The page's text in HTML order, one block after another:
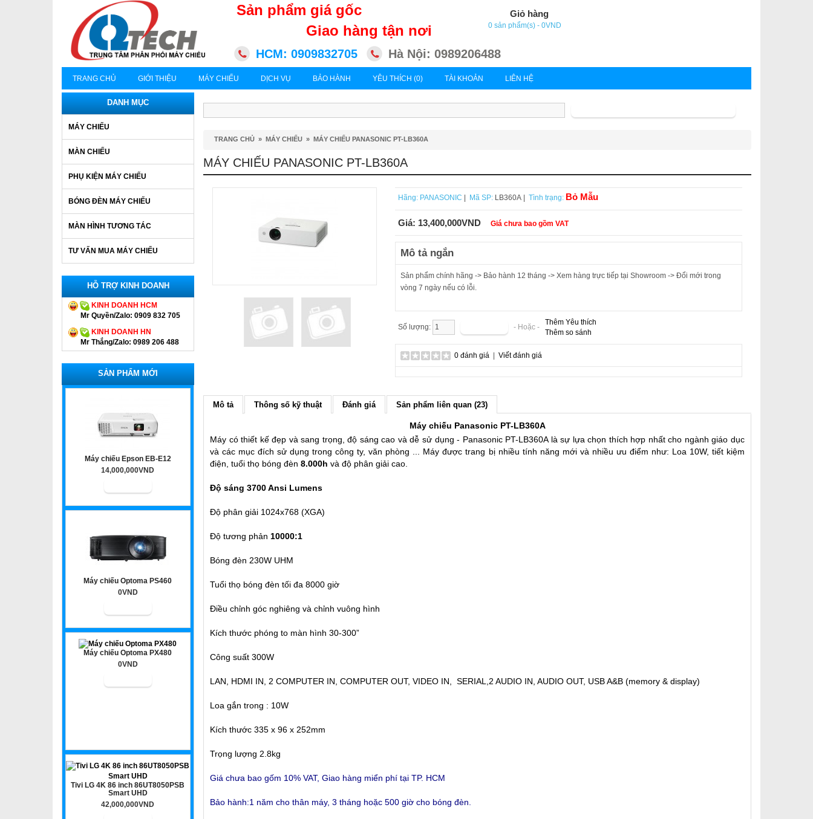
Sản phẩm giá gốc
Giao hàng tận nơi
Giỏ hàng
0 sản phẩm(s) - 0VND
HCM: 0909832705 Hà Nội: 0989206488
TRANG CHỦ GIỚI THIỆU MÁY CHIẾU DỊCH VỤ BẢO HÀNH YÊU THÍCH (0) TÀI KHOẢN LIÊN HỆ
DANH MỤC
MÁY CHIẾU
MÀN CHIẾU
PHỤ KIỆN MÁY CHIẾU
BÓNG ĐÈN MÁY CHIẾU
MÀN HÌNH TƯƠNG TÁC
TƯ VẤN MUA MÁY CHIẾU
HỖ TRỢ KINH DOANH
KINH DOANH HCM
Mr Quyền/Zalo: 0909 832 705
KINH DOANH HN
Mr Thắng/Zalo: 0989 206 488
SẢN PHẨM MỚI
Máy chiếu Epson EB-E12
14,000,000VND
Máy chiếu Optoma PS460
0VND
Máy chiếu Optoma PX480
0VND
Tivi LG 4K 86 inch 86UT8050PSB
Smart UHD
42,000,000VND
TRANG CHỦ » MÁY CHIẾU » MÁY CHIẾU PANASONIC PT-LB360A
MÁY CHIẾU PANASONIC PT-LB360A
Hãng: PANASONIC Mã SP:LB360A | Tình trạng: Bỏ Mẫu
Giá: 13,400,000VND Giá chưa bao gồm VAT
Mô tả ngắn
Sản phẩm chính hãng -> Bảo hành 12 tháng -> Xem hàng trực tiếp tại Showroom -> Đổi mới trong
vòng 7 ngày nếu có lỗi.
Số lượng: - Hoặc -
Thêm Yêu thích
Thêm so sánh
0 đánh giá| Viết đánh giá
Mô tả Thông số kỹ thuật Đánh giá Sản phẩm liên quan (23)
Máy chiếu Panasonic PT-LB360A
Máy có thiết kế đẹp và sang trọng, độ sáng cao và dễ sử dụng - Panasonic PT-LB360A là sự lựa chọn thích hợp nhất cho ngành giáo dục
và các mục đích sử dụng trong công ty, văn phòng ... Máy được trang bị nhiều tính năng mới và nhiều ưu điểm như: Loa 10W, tiết kiệm
điện, tuổi thọ bóng đèn 8.000h và độ phân giải cao.
Độ sáng 3700 Ansi Lumens
Độ phân giải 1024x768 (XGA)
Độ tương phản 10000:1
Bóng đèn 230W UHM
Tuổi thọ bóng đèn tối đa 8000 giờ
Điều chỉnh góc nghiêng và chỉnh vuông hình
Kích thước phóng to màn hình 30-300”
Công suất 300W
LAN, HDMI IN, 2 COMPUTER IN, COMPUTER OUT, VIDEO IN, SERIAL,2 AUDIO IN, AUDIO OUT, USB A&B (memory & display)
Loa gắn trong : 10W
Kích thước 335 x 96 x 252mm
Trọng lượng 2.8kg
Giá chưa bao gốm 10% VAT, Giao hàng miển phí tại TP. HCM
Bảo hành:1 năm cho thân máy, 3 tháng hoặc 500 giờ cho bóng đèn.